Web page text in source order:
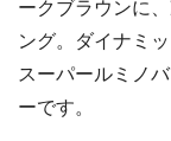
ークブラウンに
ング。ダイナミ
スーパールミノ
ーです。